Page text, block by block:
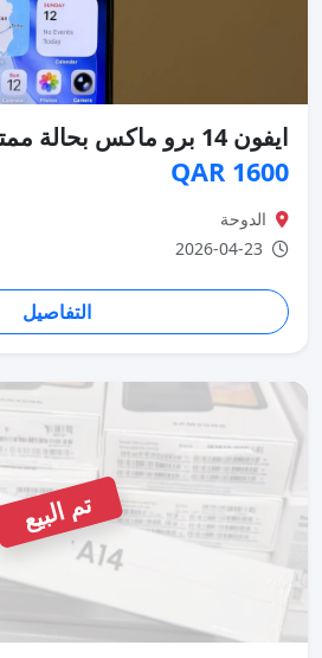
ايفون 14 برو ماكس بحالة ممتازة للبيع
1600 QAR
الدوحة
التفاصيل
تم البيع